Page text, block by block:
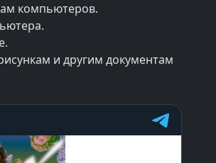
компьютеров.
и другим документам